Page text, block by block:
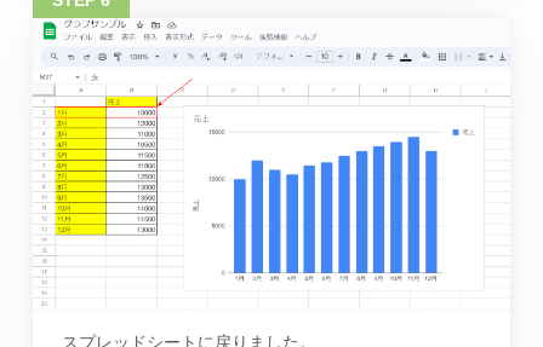
スプレッドシートに戻りました。